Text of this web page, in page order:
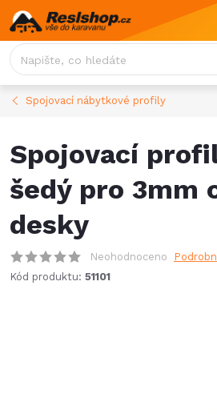
Přejít
na
obsah
Spojovací nábytkové profily
Spojovací
šedý pro 3mm
desky
Neohodnoceno
Kód produktu: 51101